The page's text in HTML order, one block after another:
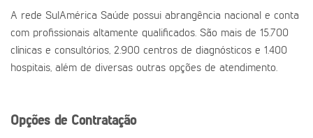
A rede SulAmérica Saúde possui abrangência nacional e conta
com profissionais altamente qualificados. São mais de 15.700
clínicas e consultórios, 2.900 centros de diagnósticos e 1.400
hospitais, além de diversas outras opções de atendimento.
Opções de Contratação